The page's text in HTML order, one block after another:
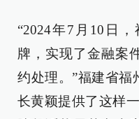
“2024年7月10日
牌，实现了金融案
约处理。”福建省福
长黄颖提供了这样